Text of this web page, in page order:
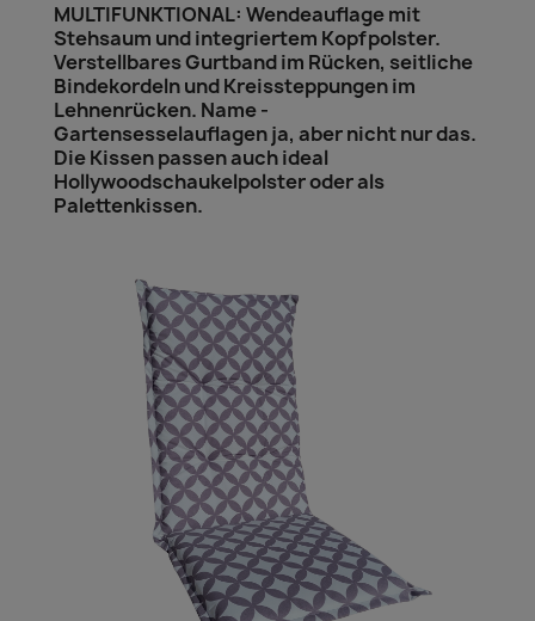
MULTIFUNKTIONAL: Wendeauflage mit
Stehsaum und integriertem Kopfpolster.
Verstellbares Gurtband im Rücken, seitliche
Bindekordeln und Kreissteppungen im
Lehnenrücken. Name -
Gartensesselauflagen ja, aber nicht nur das.
Die Kissen passen auch ideal
Hollywoodschaukelpolster oder als
Palettenkissen.